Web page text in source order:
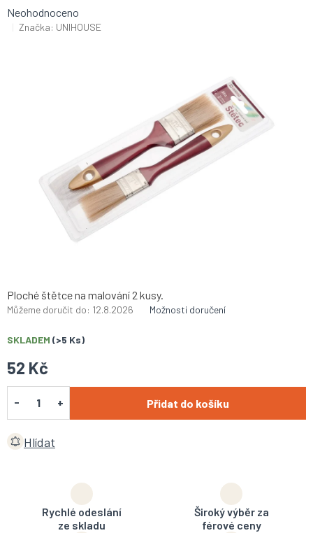
Průměrné
hodnocení
Neohodnoceno
Značka: UNIHOUSE
52 Kč
SKLADEM (>5 Ks)
Můžeme doručit do: 12.8.2026 Možnosti doručení
Přidat do košíku
Ploché štětce na malování 2 kusy.
Hlídat
Rychlé odeslání
ze skladu
Široký výběr za
férové ceny